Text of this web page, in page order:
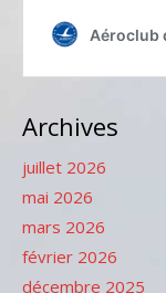
Archives
juillet 2026
mai 2026
mars 2026
février 2026
décembre 2025